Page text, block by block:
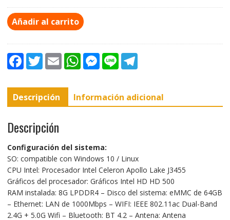
Añadir al carrito
F
a
b
o
o
T
w
t
e
r
E
m
l
W
h
A
p
M
e
n
g
L
i
T
e
r
a
Descripción Información adicional
Descripción
Configuración del sistema:
SO: compatible con Windows 10 / Linux
CPU Intel: Procesador Intel Celeron Apollo Lake J3455
Gráficos del procesador: Gráficos Intel HD HD 500
RAM instalada: 8G LPDDR4 – Disco del sistema: eMMC de 64GB
– Ethernet: LAN de 1000Mbps – WIFI: IEEE 802.11ac Dual-Band
2.4G + 5.0G Wifi – Bluetooth: BT 4.2 – Antena: Antena